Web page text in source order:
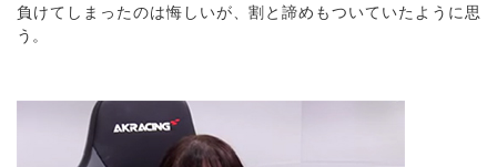
負けてしまったのは悔しいが、割と諦めもついていたように思
う。